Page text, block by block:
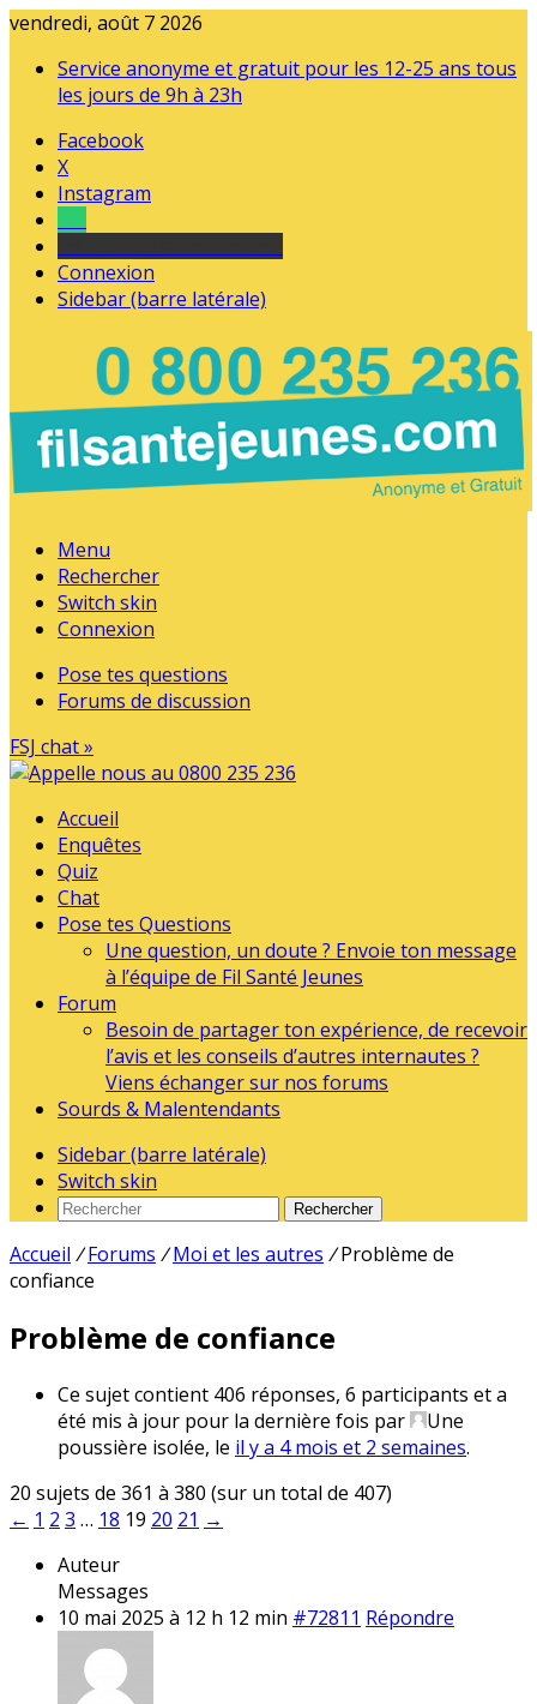
vendredi, août 7 2026
Service anonyme et gratuit pour les 12-25 ans tous
les jours de 9h à 23h
Facebook
X
Instagram
Connexion
Sidebar (barre latérale)
Menu
Rechercher
Switch skin
Connexion
Pose tes questions
Forums de discussion
FSJ chat »
Accueil
Enquêtes
Quiz
Chat
Pose tes Questions
Une question, un doute ? Envoie ton message
à l’équipe de Fil Santé Jeunes
Forum
Besoin de partager ton expérience, de recevoir
l’avis et les conseils d’autres internautes ?
Viens échanger sur nos forums
Sourds & Malentendants
Sidebar (barre latérale)
Switch skin
Rechercher
Accueil / Forums / Moi et les autres / Problème de
confiance
Problème de confiance
Ce sujet contient 406 réponses, 6 participants et a
été mis à jour pour la dernière fois par
Une
poussière isolée, le il y a 4 mois et 2 semaines.
20 sujets de 361 à 380 (sur un total de 407)
← 1 2 3 … 18 19 20 21 →
Auteur
Messages
10 mai 2025 à 12 h 12 min #72811 Répondre